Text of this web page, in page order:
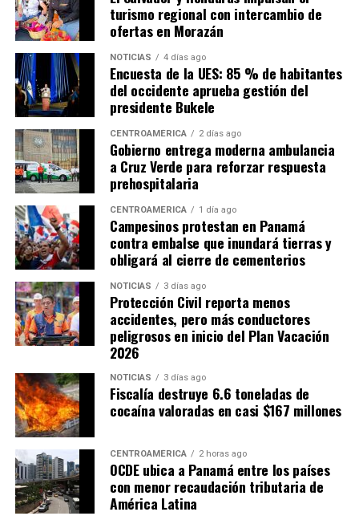
turismo regional con intercambio de
ofertas en Morazán
NOTICIAS 4 días ago
Encuesta de la UES: 85 % de habitantes
del occidente aprueba gestión del
presidente Bukele
CENTROAMÉRICA 2 días ago
Gobierno entrega moderna ambulancia
a Cruz Verde para reforzar respuesta
prehospitalaria
CENTROAMÉRICA 1 día ago
Campesinos protestan en Panamá
contra embalse que inundará tierras y
obligará al cierre de cementerios
NOTICIAS 3 días ago
Protección Civil reporta menos
accidentes, pero más conductores
peligrosos en inicio del Plan Vacación
2026
NOTICIAS 3 días ago
Fiscalía destruye 6.6 toneladas de
cocaína valoradas en casi $167 millones
CENTROAMÉRICA 2 horas ago
OCDE ubica a Panamá entre los países
con menor recaudación tributaria de
América Latina